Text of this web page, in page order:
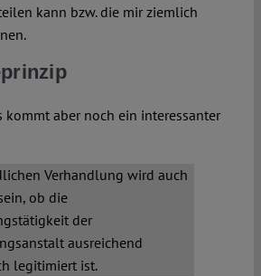
kann bzw. die mir ziemlich
kommt aber noch ein interessanter
Verhandlung wird auch
ob die
der
ausreichend
legitimiert ist.